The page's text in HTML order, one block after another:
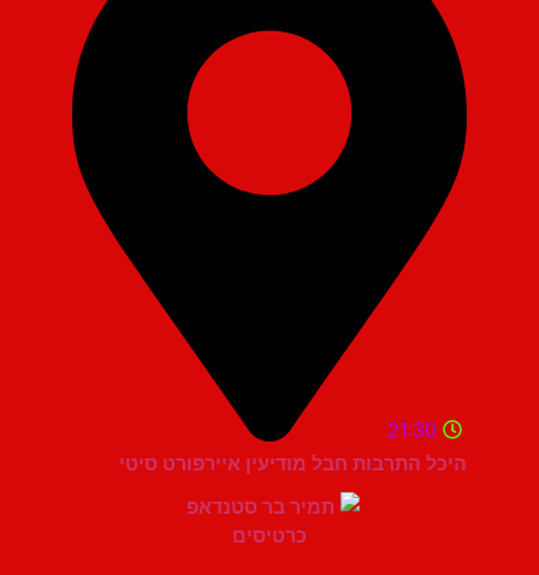
היכל התרבות חבל מודיעין איירפורט סיטי
21:30